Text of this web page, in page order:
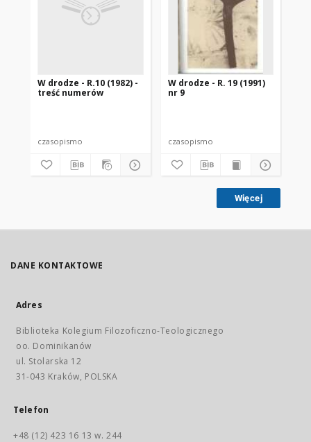
W drodze - R.10 (1982) -
treść numerów
czasopismo
W drodze - R. 19 (1991)
nr 9
czasopismo
Więcej
DANE KONTAKTOWE
Adres
Biblioteka Kolegium Filozoficzno-Teologicznego
oo. Dominikanów
ul. Stolarska 12
31-043 Kraków, POLSKA
Telefon
+48 (12) 423 16 13 w. 244